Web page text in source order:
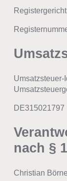
DE315021797
nach §
Christian